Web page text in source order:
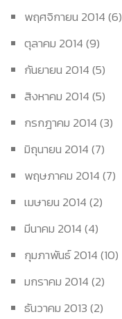
พฤศจิกายน 2014(6)
ตุลาคม 2014(9)
กันยายน 2014(5)
สิงหาคม 2014(5)
กรกฎาคม 2014(3)
มิถุนายน 2014(7)
พฤษภาคม 2014(7)
เมษายน 2014(2)
มีนาคม 2014(4)
กุมภาพันธ์ 2014(10)
มกราคม 2014(2)
ธันวาคม 2013(2)